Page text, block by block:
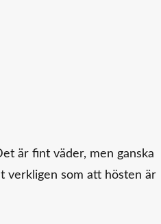
är fint väder, men ganska
verkligen som att hösten är